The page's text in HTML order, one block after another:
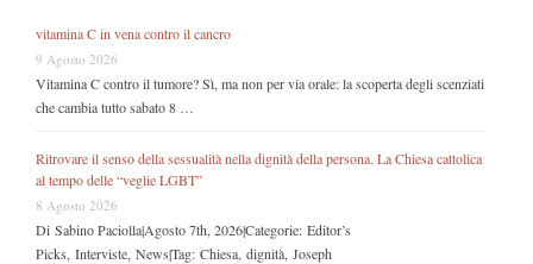
vitamina C in vena contro il cancro
9 Agosto 2026
Vitamina C contro il tumore? Sì, ma non per via orale: la scoperta degli scenziati
che cambia tutto sabato 8 …
Ritrovare il senso della sessualità nella dignità della persona. La Chiesa cattolica
al tempo delle “veglie LGBT”
8 Agosto 2026
Di Sabino Paciolla|Agosto 7th, 2026|Categorie: Editor’s
Picks, Interviste, News|Tag: Chiesa, dignità, Joseph